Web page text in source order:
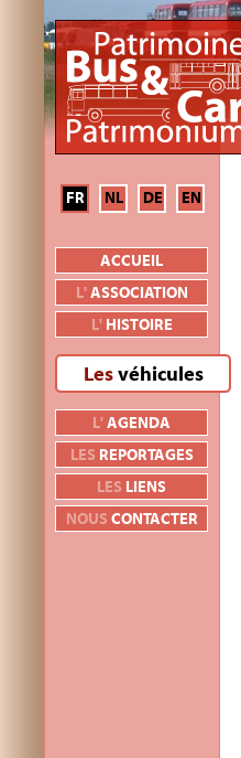
FR NL DE EN
ACCUEIL
L'ASSOCIATION
L'HISTOIRE
Lesvéhicules
L'AGENDA
LES REPORTAGES
LES LIENS
NOUS CONTACTER